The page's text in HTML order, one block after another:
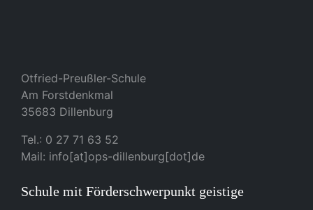
Otfried-Preußler-Schule
Am Forstdenkmal
35683 Dillenburg
Tel.: 0 27 71 63 52
Mail: info[at]ops-dillenburg[dot]de
Schule mit Förderschwerpunkt geistige